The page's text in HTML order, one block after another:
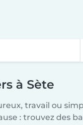
à Sète
travail ou
: trouvez des